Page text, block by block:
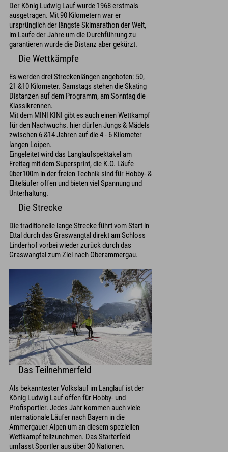
Der König Ludwig Lauf wurde 1968 erstmals
ausgetragen. Mit 90 Kilometern war er
ursprünglich der längste Skimarathon der Welt,
im Laufe der Jahre um die Durchführung zu
garantieren wurde die Distanz aber gekürzt.
Die Wettkämpfe
Es werden drei Streckenlängen angeboten: 50,
21 &10 Kilometer. Samstags stehen die Skating
Distanzen auf dem Programm, am Sonntag die
Klassikrennen.
Mit dem MINI KINI gibt es auch einen Wettkampf
für den Nachwuchs. hier dürfen Jungs & Mädels
zwischen 6 &14 Jahren auf die 4 - 6 Kilometer
langen Loipen.
Eingeleitet wird das Langlaufspektakel am
Freitag mit dem Supersprint, die K.O. Läufe
über100m in der freien Technik sind für Hobby- &
Eliteläufer offen und bieten viel Spannung und
Unterhaltung.
Die Strecke
Die traditionelle lange Strecke führt vom Start in
Ettal durch das Graswangtal direkt am Schloss
Linderhof vorbei wieder zurück durch das
Graswangtal zum Ziel nach Oberammergau.
Das Teilnehmerfeld
Als bekanntester Volkslauf im Langlauf ist der
König Ludwig Lauf offen für Hobby- und
Profisportler. Jedes Jahr kommen auch viele
internationale Läufer nach Bayern in die
Ammergauer Alpen um an diesem speziellen
Wettkampf teilzunehmen. Das Starterfeld
umfasst Sportler aus über 30 Nationen.